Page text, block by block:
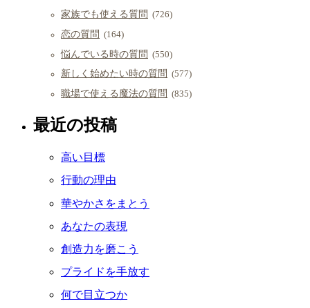
家族でも使える質問 (726)
恋の質問 (164)
悩んでいる時の質問 (550)
新しく始めたい時の質問 (577)
職場で使える魔法の質問 (835)
最近の投稿
高い目標
行動の理由
華やかさをまとう
あなたの表現
創造力を磨こう
プライドを手放す
何で目立つか